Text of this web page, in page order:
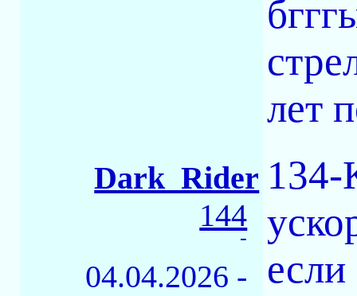
лет
Dark_Rider
144
-
04.04.2026 -
134-